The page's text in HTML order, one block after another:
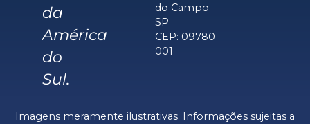
da
América
do
Sul.
do Campo –
SP
CEP: 09780-
001
Imagens meramente ilustrativas. Informações sujeitas a